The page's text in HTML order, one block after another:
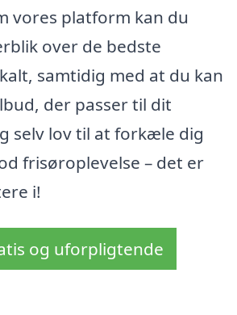
vores platform kan du
over de bedste
samtidig med at du kan
der passer til dit
selv lov til at forkæle dig
frisøroplevelse – det er
i!
og uforpligtende